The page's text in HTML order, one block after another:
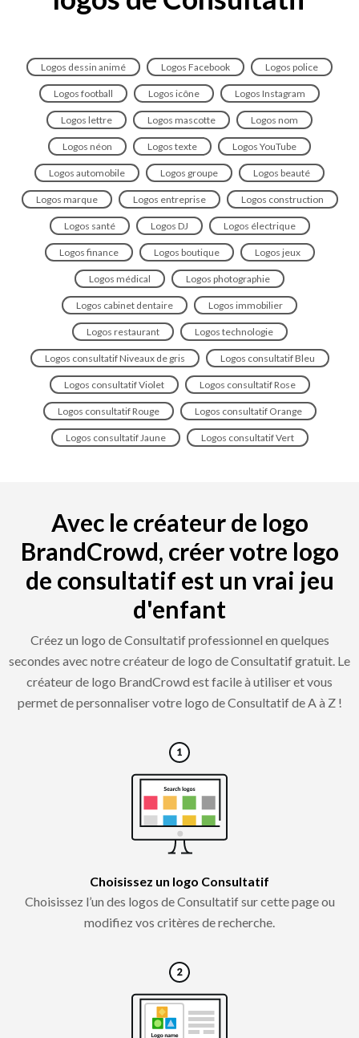
Logos dessin animé Logos Facebook Logos police
Logos football Logos icône Logos Instagram
Logos lettre Logos mascotte Logos nom
Logos néon Logos texte Logos YouTube
Logos automobile Logos groupe Logos beauté
Logos marque Logos entreprise Logos construction
Logos santé Logos DJ Logos électrique
Logos finance Logos boutique Logos jeux
Logos médical Logos photographie
Logos cabinet dentaire Logos immobilier
Logos restaurant Logos technologie
Logos consultatif Niveaux de gris Logos consultatif Bleu
Logos consultatif Violet Logos consultatif Rose
Logos consultatif Rouge Logos consultatif Orange
Logos consultatif Jaune Logos consultatif Vert
Avec le créateur de logo
BrandCrowd, créer votre logo
de consultatif est un vrai jeu
d'enfant
Créez un logo de Consultatif professionnel en quelques
secondes avec notre créateur de logo de Consultatif gratuit. Le
créateur de logo BrandCrowd est facile à utiliser et vous
permet de personnaliser votre logo de Consultatif de A à Z !
Choisissez un logo Consultatif
Choisissez l’un des logos de Consultatif sur cette page ou
modifiez vos critères de recherche.